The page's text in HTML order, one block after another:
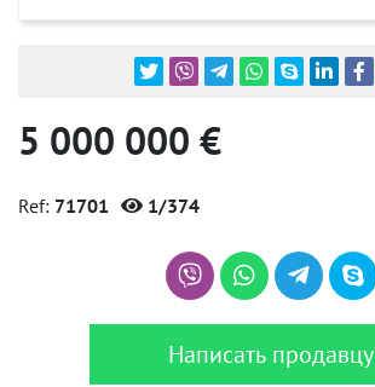
5 000 000 €
Ref: 71701 1/374
Написать продавцу